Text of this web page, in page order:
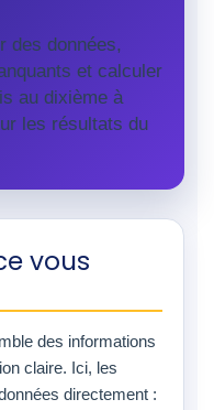
des données,
et calculer
au dixième à
les résultats du
vous
des informations
claire. Ici, les
directement :